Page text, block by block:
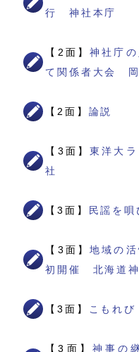
行 神社本庁
【2面】神社庁
て関係者大会 岡
【2面】 論説
【3面】東洋大
社
【3面】 民謡を
【3面】地域の
初開催 北海道
【3面】 こもれび
【3面】 神事の